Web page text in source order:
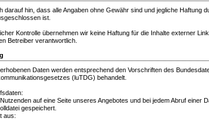
darauf hin, dass alle Angaben ohne Gewähr sind und jegliche Haftung
ist.
Kontrolle übernehmen wir keine Haftung für die Inhalte externer
Betreiber verantwortlich.
Daten werden entsprechend den Vorschriften des
(luTDG) behandelt.
auf eine Seite unseres Angebotes und bei jedem Abruf einer
gespeichert.
aus: